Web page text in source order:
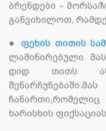
ბრენდები - მორსა/
განვიხილოთ,
● ფეხის თითის
ლამინირებული
დიდ თითს
ხარისხის